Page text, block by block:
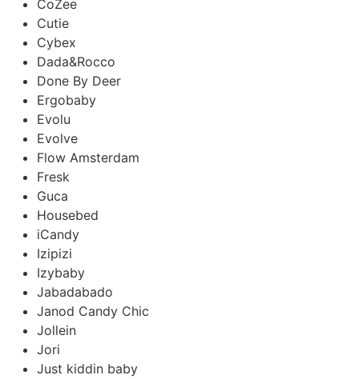
CoZee
Cutie
Cybex
Dada&Rocco
Done By Deer
Ergobaby
Evolu
Evolve
Flow Amsterdam
Fresk
Guca
Housebed
iCandy
Izipizi
Izybaby
Jabadabado
Janod Candy Chic
Jollein
Jori
Just kiddin baby